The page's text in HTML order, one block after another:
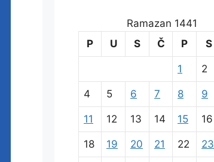
Ramazan 1441
P
U S Č P S
1 2
4 5 6 7 8 9
11 12 13 14 15 16
18 19 20 21 22 23